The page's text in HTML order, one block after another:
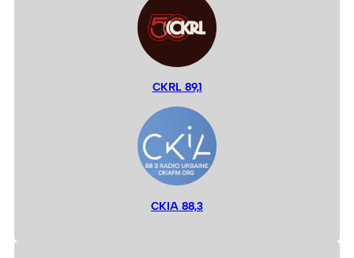
CKRL 89,1
CKIA 88,3